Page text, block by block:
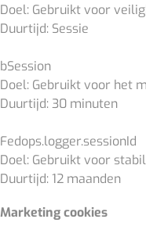
Doel: Gebruikt voor
Duurtijd: Sessie
bSession
Doel: Gebruikt voor het
Duurtijd: 30 minuten
Fedops.logger.sessionId
Doel: Gebruikt voor
Duurtijd: 12 maanden
Marketing cookies